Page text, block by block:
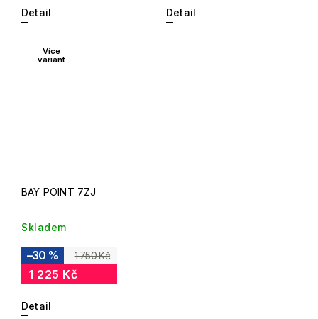
Detail Detail
Více
variant
BAY POINT 7ZJ
Skladem
1 750 Kč
–30 %
1 225 Kč
Detail